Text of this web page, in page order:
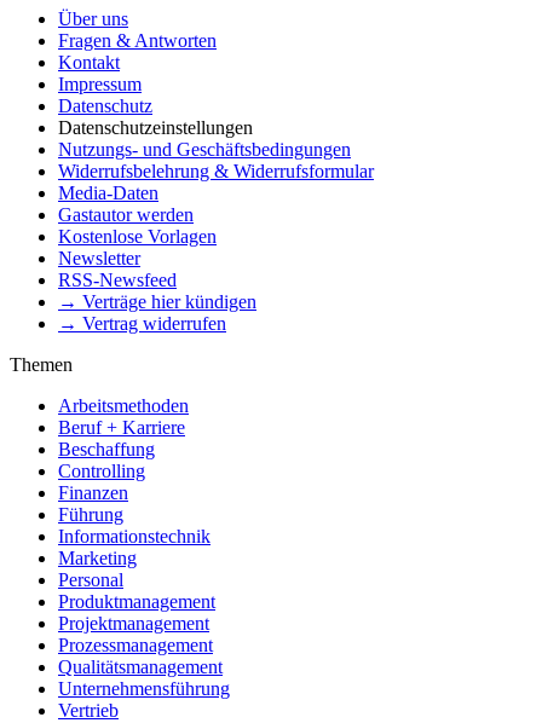
Über uns
Fragen & Antworten
Kontakt
Impressum
Datenschutz
Datenschutzeinstellungen
Nutzungs- und Geschäftsbedingungen
Widerrufsbelehrung & Widerrufsformular
Media-Daten
Gastautor werden
Kostenlose Vorlagen
Newsletter
RSS-Newsfeed
→ Verträge hier kündigen
→ Vertrag widerrufen
Themen
Arbeitsmethoden
Beruf + Karriere
Beschaffung
Controlling
Finanzen
Führung
Informationstechnik
Marketing
Personal
Produktmanagement
Projektmanagement
Prozessmanagement
Qualitätsmanagement
Unternehmensführung
Vertrieb